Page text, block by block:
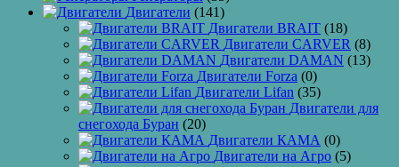
Двигатели (141)
Двигатели BRAIT (18)
Двигатели CARVER (8)
Двигатели DAMAN (13)
Двигатели Forza (0)
Двигатели Lifan (35)
Двигатели для
снегохода Буран (20)
Двигатели КАМА (0)
Двигатели на Агро (5)